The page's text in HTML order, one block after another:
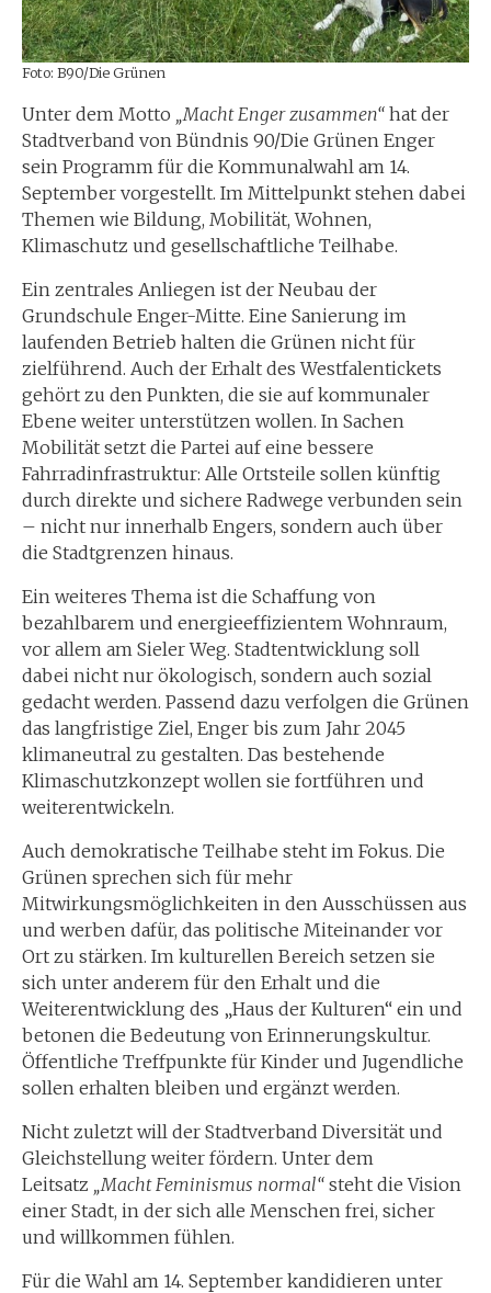
Foto: B90/Die Grünen
Unter dem Motto „Macht Enger zusammen“ hat der
Stadtverband von Bündnis 90/Die Grünen Enger
sein Programm für die Kommunalwahl am 14.
September vorgestellt. Im Mittelpunkt stehen dabei
Themen wie Bildung, Mobilität, Wohnen,
Klimaschutz und gesellschaftliche Teilhabe.
Ein zentrales Anliegen ist der Neubau der
Grundschule Enger-Mitte. Eine Sanierung im
laufenden Betrieb halten die Grünen nicht für
zielführend. Auch der Erhalt des Westfalentickets
gehört zu den Punkten, die sie auf kommunaler
Ebene weiter unterstützen wollen. In Sachen
Mobilität setzt die Partei auf eine bessere
Fahrradinfrastruktur: Alle Ortsteile sollen künftig
durch direkte und sichere Radwege verbunden sein
– nicht nur innerhalb Engers, sondern auch über
die Stadtgrenzen hinaus.
Ein weiteres Thema ist die Schaffung von
bezahlbarem und energieeffizientem Wohnraum,
vor allem am Sieler Weg. Stadtentwicklung soll
dabei nicht nur ökologisch, sondern auch sozial
gedacht werden. Passend dazu verfolgen die Grünen
das langfristige Ziel, Enger bis zum Jahr 2045
klimaneutral zu gestalten. Das bestehende
Klimaschutzkonzept wollen sie fortführen und
weiterentwickeln.
Auch demokratische Teilhabe steht im Fokus. Die
Grünen sprechen sich für mehr
Mitwirkungsmöglichkeiten in den Ausschüssen aus
und werben dafür, das politische Miteinander vor
Ort zu stärken. Im kulturellen Bereich setzen sie
sich unter anderem für den Erhalt und die
Weiterentwicklung des „Haus der Kulturen“ ein und
betonen die Bedeutung von Erinnerungskultur.
Öffentliche Treffpunkte für Kinder und Jugendliche
sollen erhalten bleiben und ergänzt werden.
Nicht zuletzt will der Stadtverband Diversität und
Gleichstellung weiter fördern. Unter dem
Leitsatz „Macht Feminismus normal“ steht die Vision
einer Stadt, in der sich alle Menschen frei, sicher
und willkommen fühlen.
Für die Wahl am 14. September kandidieren unter